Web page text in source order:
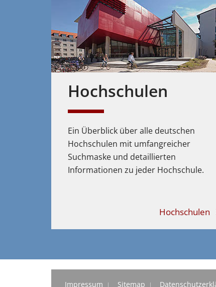
Hochschulen
Ein Überblick über alle deutschen
Hochschulen mit umfangreicher
Suchmaske und detaillierten
Informationen zu jeder Hochschule.
Hochschulen
Impressum Sitemap